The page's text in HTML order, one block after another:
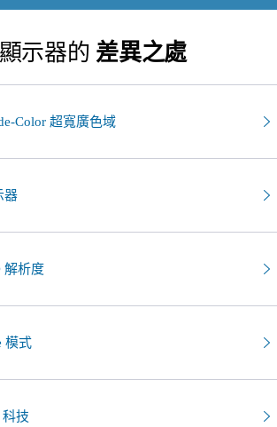
示器的 差異之處
Color 超寬廣色域
器
解析度
模式
科技